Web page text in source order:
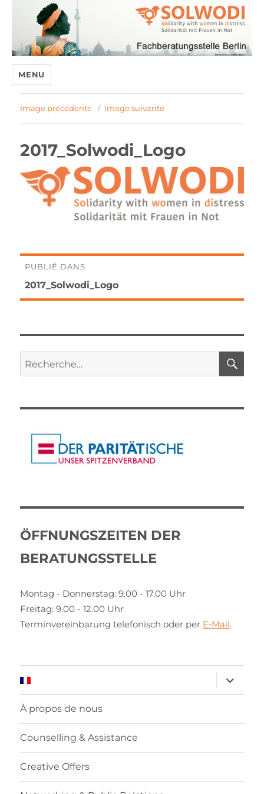
MENU
Image précédente Image suivante
2017_Solwodi_Logo
Navigation
de
PUBLIÉ DANS
2017_Solwodi_Logo
Recherche
pour :
ÖFFNUNGSZEITEN DER
BERATUNGSSTELLE
Montag - Donnerstag: 9.00 - 17.00 Uhr
Freitag: 9.00 - 12.00 Uhr
Terminvereinbarung telefonisch oder per E‑Mail.
ouvrir
le
sous-
À propos de nous
Counselling & Assistance
Creative Offers